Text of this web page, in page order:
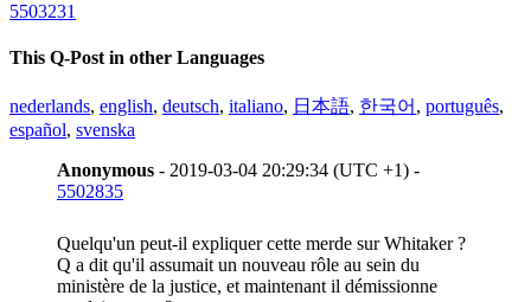
5503231
This Q-Post in other Languages
nederlands, english, deutsch, italiano, 日本語, 한국어 , português,
español, svenska
Anonymous - 2019-03-04 20:29:34 (UTC +1) -
5502835
Quelqu'un peut-il expliquer cette merde sur Whitaker ?
Q a dit qu'il assumait un nouveau rôle au sein du
ministère de la justice, et maintenant il démissionne